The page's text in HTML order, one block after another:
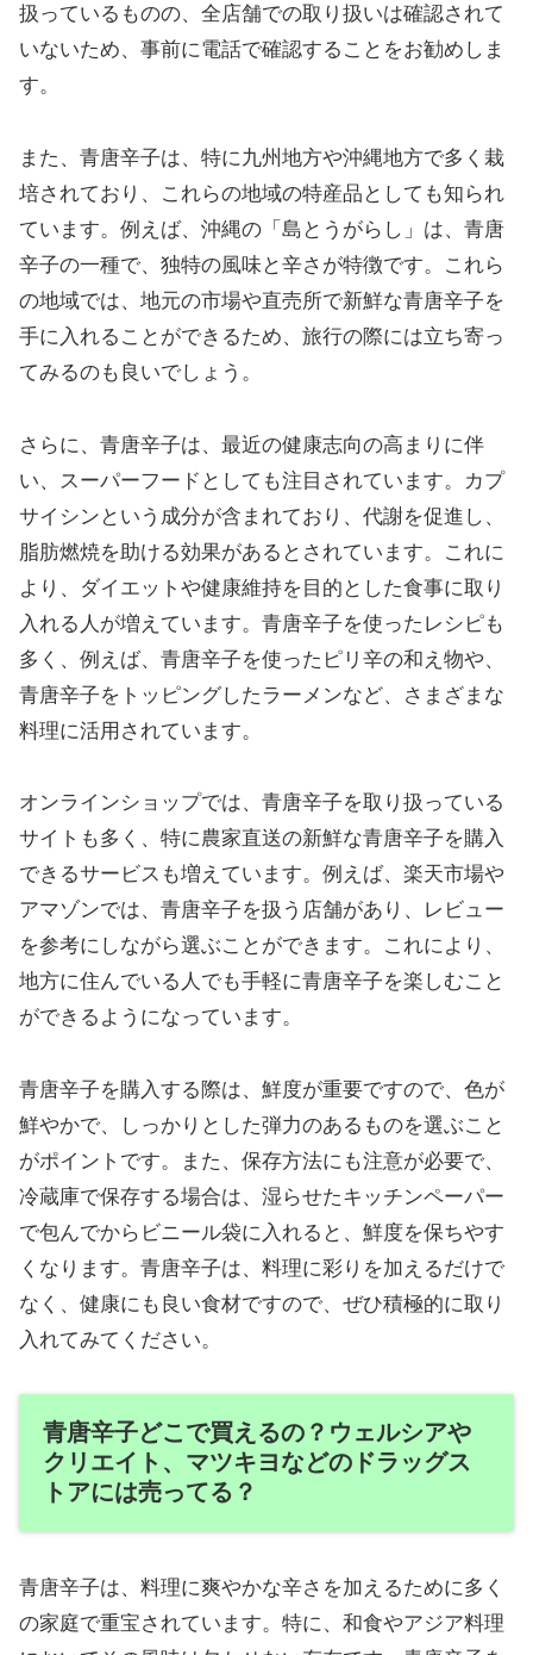
扱っているものの、全店舗での取り扱いは確認されて
いないため、事前に電話で確認することをお勧めしま
す。
また、青唐辛子は、特に九州地方や沖縄地方で多く栽
培されており、これらの地域の特産品としても知られ
ています。例えば、沖縄の「島とうがらし」は、青唐
辛子の一種で、独特の風味と辛さが特徴です。これら
の地域では、地元の市場や直売所で新鮮な青唐辛子を
手に入れることができるため、旅行の際には立ち寄っ
てみるのも良いでしょう。
さらに、青唐辛子は、最近の健康志向の高まりに伴
い、スーパーフードとしても注目されています。カプ
サイシンという成分が含まれており、代謝を促進し、
脂肪燃焼を助ける効果があるとされています。これに
より、ダイエットや健康維持を目的とした食事に取り
入れる人が増えています。青唐辛子を使ったレシピも
多く、例えば、青唐辛子を使ったピリ辛の和え物や、
青唐辛子をトッピングしたラーメンなど、さまざまな
料理に活用されています。
オンラインショップでは、青唐辛子を取り扱っている
サイトも多く、特に農家直送の新鮮な青唐辛子を購入
できるサービスも増えています。例えば、楽天市場や
アマゾンでは、青唐辛子を扱う店舗があり、レビュー
を参考にしながら選ぶことができます。これにより、
地方に住んでいる人でも手軽に青唐辛子を楽しむこと
ができるようになっています。
青唐辛子を購入する際は、鮮度が重要ですので、色が
鮮やかで、しっかりとした弾力のあるものを選ぶこと
がポイントです。また、保存方法にも注意が必要で、
冷蔵庫で保存する場合は、湿らせたキッチンペーパー
で包んでからビニール袋に入れると、鮮度を保ちやす
くなります。青唐辛子は、料理に彩りを加えるだけで
なく、健康にも良い食材ですので、ぜひ積極的に取り
入れてみてください。
青唐辛子どこで買えるの？ウェルシアや
クリエイト、マツキヨなどのドラッグス
トアには売ってる？
青唐辛子は、料理に爽やかな辛さを加えるために多く
の家庭で重宝されています。特に、和食やアジア料理